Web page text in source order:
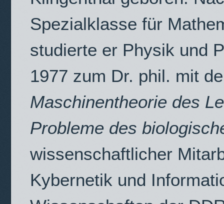
Spezialklasse für
studierte er Physik und
1977 zum Dr. phil. mit
Maschinentheorie des
Probleme des
wissenschaftlicher
Kybernetik und